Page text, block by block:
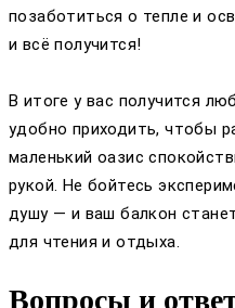
позаботиться о тепле и
и всё получится!
В итоге у вас получится
удобно приходить, чтобы
маленький оазис
рукой. Не бойтесь
душу — и ваш балкон
для чтения и отдыха.
Вопросы и